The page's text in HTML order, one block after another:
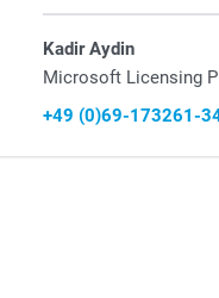
Kadir Aydin
Microsoft Licensing
+49 (0)69-173261-